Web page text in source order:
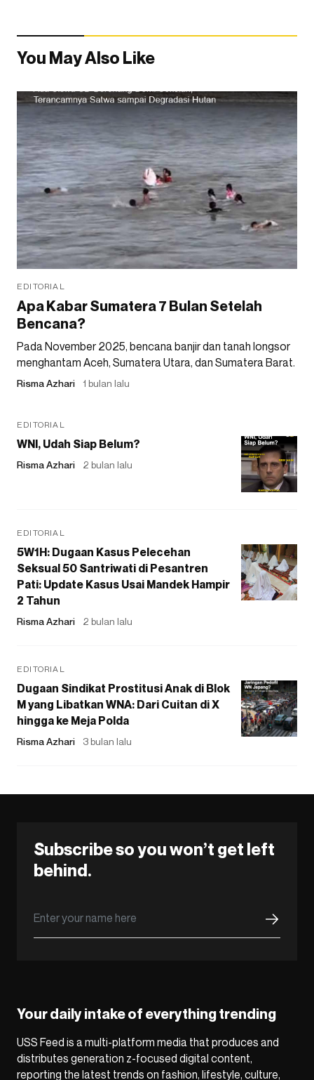
You May Also Like
EDITORIAL
Apa Kabar Sumatera 7 Bulan Setelah
Bencana?
Pada November 2025, bencana banjir dan tanah longsor
menghantam Aceh, Sumatera Utara, dan Sumatera Barat.
Risma Azhari 1 bulan lalu
EDITORIAL
WNI, Udah Siap Belum?
Risma Azhari 2 bulan lalu
EDITORIAL
5W1H: Dugaan Kasus Pelecehan
Seksual 50 Santriwati di Pesantren
Pati: Update Kasus Usai Mandek Hampir
2 Tahun
Risma Azhari 2 bulan lalu
EDITORIAL
Dugaan Sindikat Prostitusi Anak di Blok
M yang Libatkan WNA: Dari Cuitan di X
hingga ke Meja Polda
Risma Azhari 3 bulan lalu
Subscribe so you won’t get left
behind.
Your daily intake of everything trending
USS Feed is a multi-platform media that produces and
distributes generation z-focused digital content,
reporting the latest trends on fashion, lifestyle, culture,